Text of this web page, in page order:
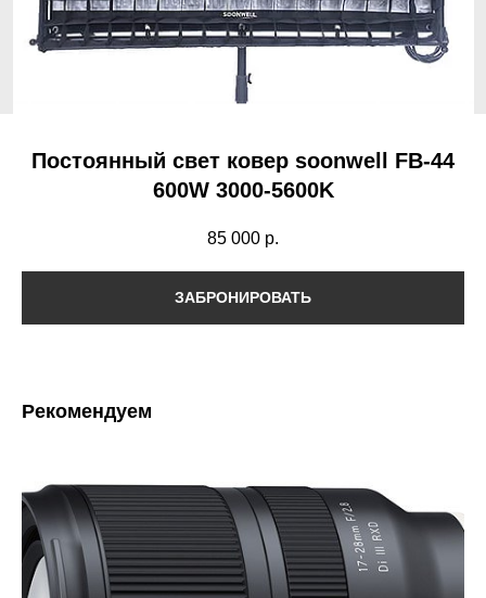
Постоянный свет ковер soonwell FB-44
600W 3000-5600K
85 000 р.
ЗАБРОНИРОВАТЬ
Рекомендуем